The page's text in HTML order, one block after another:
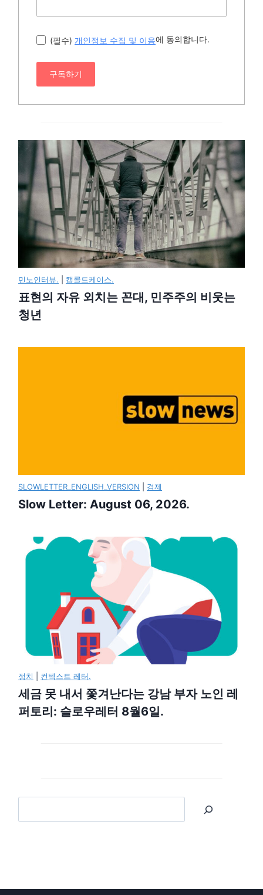
(필수) 개인정보 수집 및 이용에 동의합니다.
구독하기
민노인터뷰. 캡콜드케이스.
표현의 자유 외치는 꼰대, 민주주의 비웃는
청년
SLOWLETTER_ENGLISH_VERSION 경제
Slow Letter: August 06, 2026.
정치 컨텍스트 레터.
세금 못 내서 쫓겨난다는 강남 부자 노인 레
퍼토리: 슬로우레터 8월6일.